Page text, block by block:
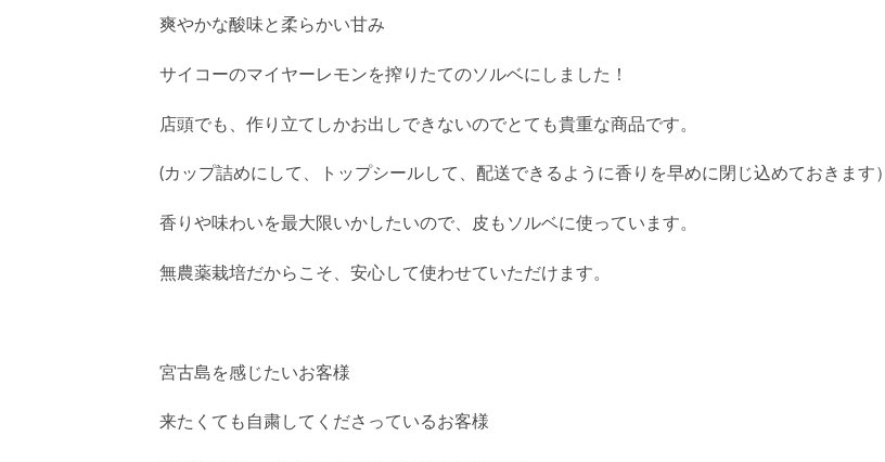
爽やかな酸味と柔らかい甘み
サイコーのマイヤーレモンを搾りたてのソルベにしました！
店頭でも、作り立てしかお出しできないのでとても貴重な商品です。
(カップ詰めにして、トップシールして、配送できるように香りを早めに閉じ込めておきます）
香りや味わいを最大限いかしたいので、皮もソルベに使っています。
無農薬栽培だからこそ、安心して使わせていただけます。
宮古島を感じたいお客様
来たくても自粛してくださっているお客様